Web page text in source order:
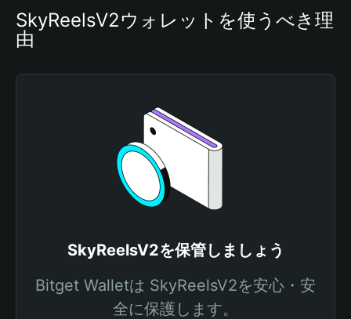
SkyReelsV2ウォレットを使うべき理
由
SkyReelsV2を保管しましょう
Bitget Walletは SkyReelsV2を安心・安
全に保護します。